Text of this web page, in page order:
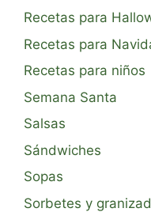
Recetas para
Recetas para
Recetas para niños
Semana Santa
Salsas
Sándwiches
Sopas
Sorbetes y